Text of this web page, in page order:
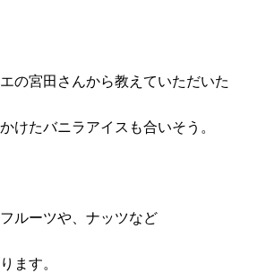
の宮田さんから教えていただいた
けたバニラアイスも合いそう。
ルーツや、ナッツなど
ます。